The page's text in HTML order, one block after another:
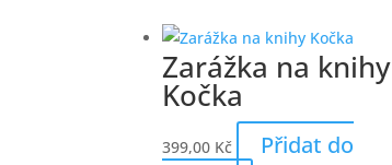
Zarážka na knihy
Kočka
399,00 Kč
Přidat do